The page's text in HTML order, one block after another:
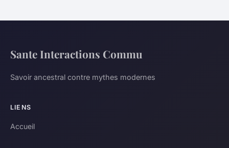
Sante Interactions Commu
Savoir ancestral contre mythes modernes
LIENS
Accueil